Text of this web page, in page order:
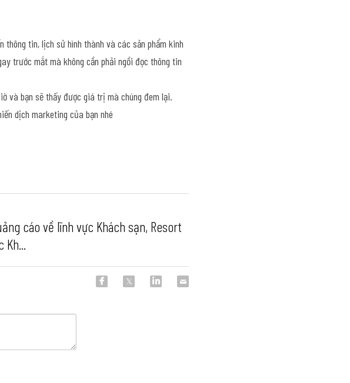
thông tin, lịch sử hình thành và các sản phẩm kinh
trước mắt mà không cần phải ngồi đọc thông tin
và bạn sẽ thấy được giá trị mà chúng đem lại.
dịch marketing của bạn nhé
cáo về lĩnh vực Khách sạn, Resort
Kh...